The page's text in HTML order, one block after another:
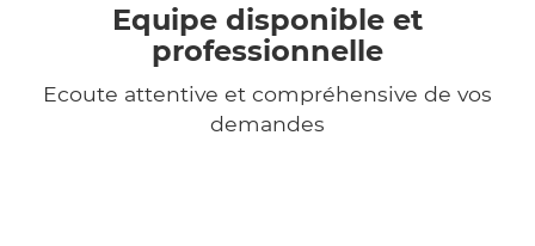
Equipe disponible et
professionnelle
Ecoute attentive et compréhensive de vos
demandes